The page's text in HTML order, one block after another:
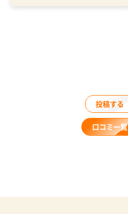
投稿する
口コミ一覧